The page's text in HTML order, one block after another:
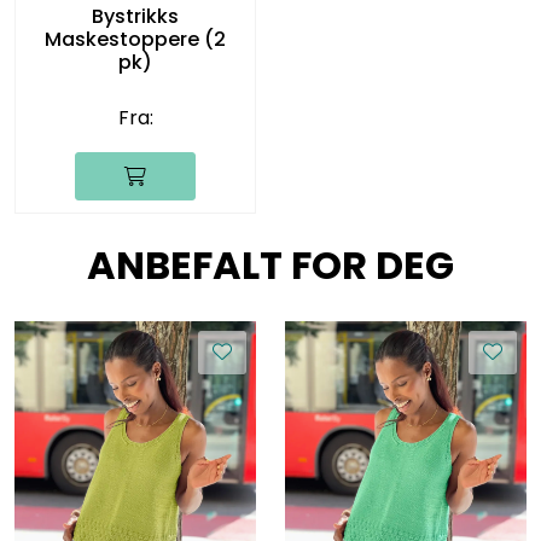
Bystrikks
Maskestoppere (2
pk)
Fra:
ANBEFALT FOR DEG